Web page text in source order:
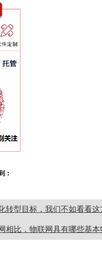
：
转型目标，我们不如看看
相比，物联网具有哪些基本